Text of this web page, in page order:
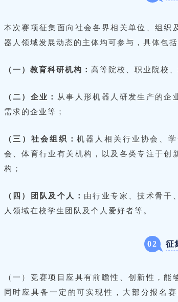
本次赛项征集面向社会各界相关单位、组织
器人领域发展动态的主体均可参与，具体包括
（一）教育科研机构： 高等院校、职业院校
（二）企业：
从事人形机器人研发生产的企
需求的企业等；
（三）社会组织：机器人相关行业协会、
会、体育行业有关机构，以及各类专注于创
构；
（四）团队及个人： 由行业专家、技术骨干
人领域在校学生团队及个人爱好者等。
02 征
（一）竞赛项目应具有前瞻性、创新性，
同时应具备一定的可实现性，大部分报名